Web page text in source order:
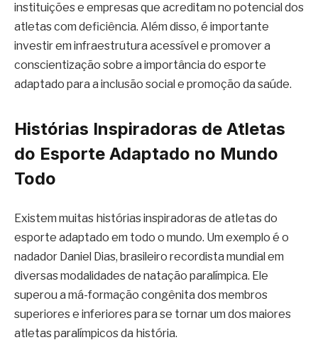
instituições e empresas que acreditam no potencial dos
atletas com deficiência. Além disso, é importante
investir em infraestrutura acessível e promover a
conscientização sobre a importância do esporte
adaptado para a inclusão social e promoção da saúde.
Histórias Inspiradoras de Atletas
do Esporte Adaptado no Mundo
Todo
Existem muitas histórias inspiradoras de atletas do
esporte adaptado em todo o mundo. Um exemplo é o
nadador Daniel Dias, brasileiro recordista mundial em
diversas modalidades de natação paralímpica. Ele
superou a má-formação congênita dos membros
superiores e inferiores para se tornar um dos maiores
atletas paralímpicos da história.